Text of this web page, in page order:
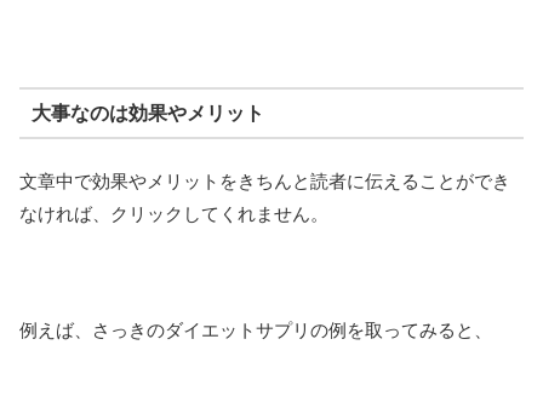
大事なのは効果やメリット
文章中で効果やメリットをきちんと読者に伝えることができ
なければ、クリックしてくれません。
例えば、さっきのダイエットサプリの例を取ってみると、